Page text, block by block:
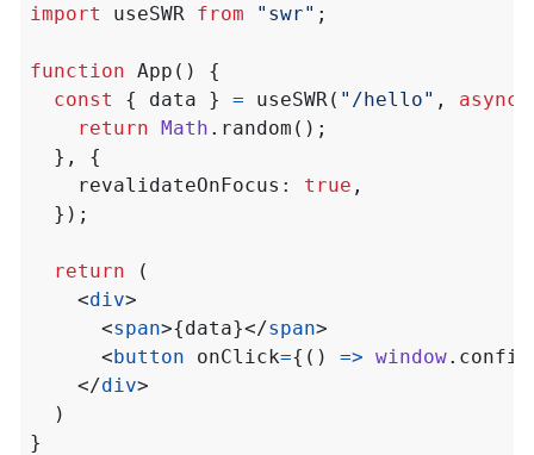
import useSWR from "swr" ;
function App() {
const
{ data } = useSWR ( "/hello" , async
return Math . random ();
},
{
revalidateOnFocus : true ,
});
return
(
<div>
<span>{data}</span>
<button onClick={() => window.
</div>
)
}